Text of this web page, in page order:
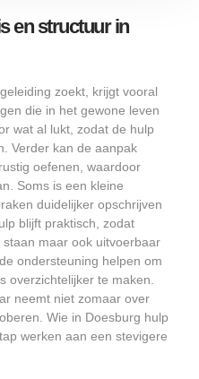
en structuur in
zoekt, krijgt vooral
die in het gewone leven
wat al lukt, zodat de hulp
Verder kan de aanpak
oefenen, waardoor
Soms is een kleine
duidelijker opschrijven
blijft praktisch, zodat
maar ook uitvoerbaar
ondersteuning helpen om
overzichtelijker te maken.
neemt niet zomaar over
Wie in Doesburg hulp
werken aan een stevigere